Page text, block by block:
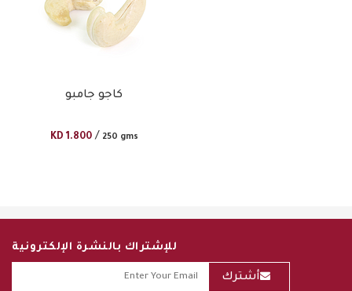
كاجو جامبو
KD 1.800 / 250 gms
للإشتراك بالنشرة الإلكترونية
أشترك